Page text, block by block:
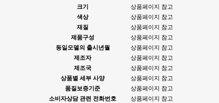
크기
상품페이지 참고
색상
상품페이지 참고
재질
상품페이지 참고
제품구성
상품페이지 참고
동일모델의 출시년월
상품페이지 참고
제조자
상품페이지 참고
제조국
상품페이지 참고
상품별 세부 사양
상품페이지 참고
품질보증기준
상품페이지 참고
소비자상담 관련 전화번호
상품페이지 참고